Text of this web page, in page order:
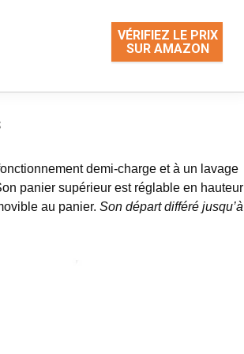
VÉRIFIEZ LE PRIX
SUR AMAZON
demi-charge et à un lavage
panier supérieur est réglable en hauteur
au panier. Son départ différé jusqu’à